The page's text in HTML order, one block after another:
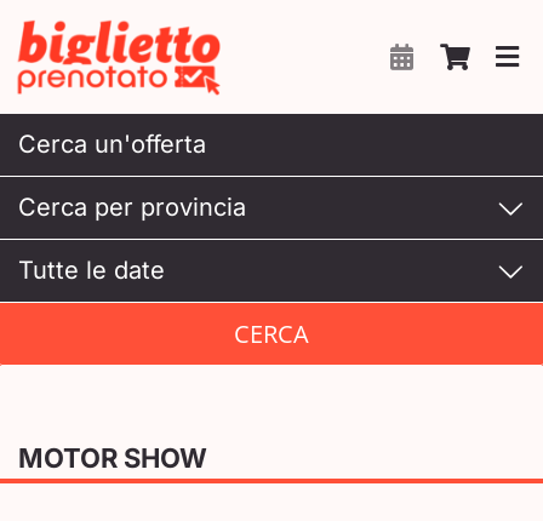
contenuto


MOTOR SHOW